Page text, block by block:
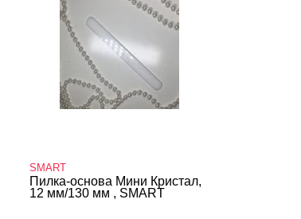
SMART
Пилка-основа Мини Кристал,
12 мм/130 мм , SMART